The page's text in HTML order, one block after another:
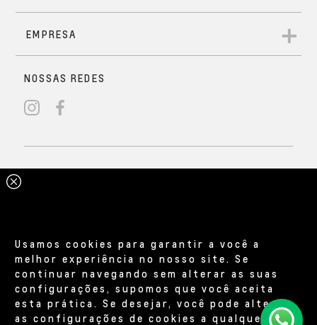
Usamos cookies para garantir a você a
melhor experiência no nosso site. Se
continuar navegando sem alterar as suas
configurações, supomos que você aceita
esta prática. Se desejar, você pode alterar
as configurações de cookies a qualquer